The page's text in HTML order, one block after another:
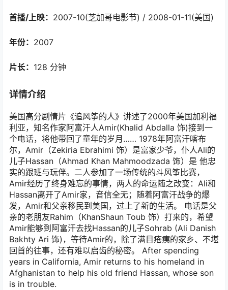
首播/上映： 2007-10(芝加哥电影节) / 2008-01-11(美国)
年份： 2007
片长： 128 分钟
详情介绍
美国高分剧情片《追风筝的人》讲述了2000年美国加利福
利亚，知名作家阿富汗人Amir(Khalid Abdalla 饰)接到一
个电话，将他带回了童年的岁月…… 1978年阿富汗喀布
尔，Amir（Zekiria Ebrahimi 饰）是富家少爷，仆人Ali的
儿子Hassan（Ahmad Khan Mahmoodzada 饰）是 他忠
实的跟班与玩伴。二人参加了一场传统的斗风筝比赛，
Amir经历了终身难忘的事情，两人的命运随之改变：Ali和
Hassan离开了Amir家，音信全无；随着阿富汗战争的爆
发，Amir和父亲移民到美国，过上了新的生活。 电话是父
亲的老朋友Rahim（KhanShaun Toub 饰）打来的，希望
Amir能够到阿富汗去找Hassan的儿子Sohrab (Ali Danish
Bakhty Ari 饰)，等待Amir的，除了满目疮痍的家乡、不堪
回首的往事，还有难以启齿的秘密。 After spending
years in California, Amir returns to his homeland in
Afghanistan to help his old friend Hassan, whose son
is in trouble.